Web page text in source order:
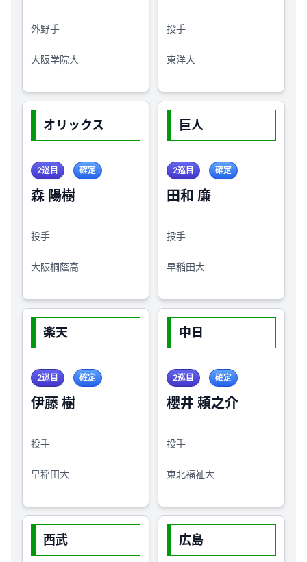
外野手
大阪学院大
投手
東洋大
オリックス
2巡目 確定
森 陽樹
投手
大阪桐蔭高
巨人
2巡目 確定
田和 廉
投手
早稲田大
楽天
2巡目 確定
伊藤 樹
投手
早稲田大
中日
2巡目 確定
櫻井 頼之介
投手
東北福祉大
西武 広島